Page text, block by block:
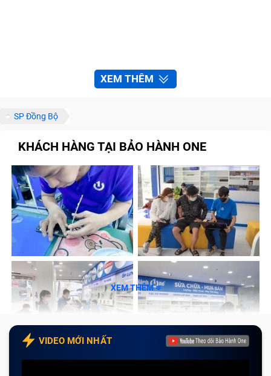
XEM THÊM
SP Đồng Bộ
KHÁCH HÀNG TẠI BẢO HÀNH ONE
XEM THÊM
VIDEO MỚI NHẤT